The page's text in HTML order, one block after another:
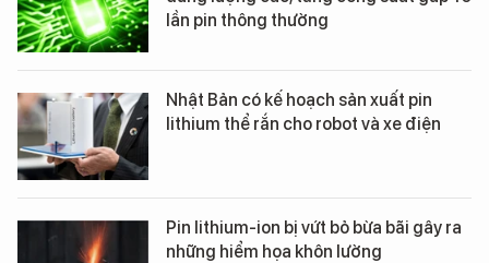
lần pin thông thường
Nhật Bản có kế hoạch sản xuất pin
lithium thể rắn cho robot và xe điện
Pin lithium-ion bị vứt bỏ bừa bãi gây ra
những hiểm họa khôn lường